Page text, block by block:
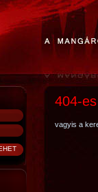
404-
vagyis a